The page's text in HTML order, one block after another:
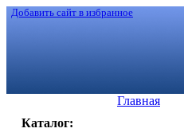
Добавить сайт в избранное
Главная
Каталог: